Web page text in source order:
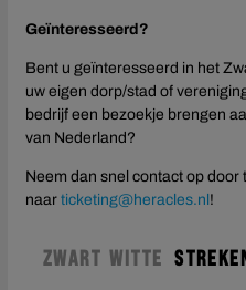
Geïnteresseerd?
Bent u geïnteresseerd in het
uw eigen dorp/stad of
bedrijf een bezoekje brengen
van Nederland?
Neem dan snel contact op door
naar ticketing@heracles.nl!
ZWART WITTE